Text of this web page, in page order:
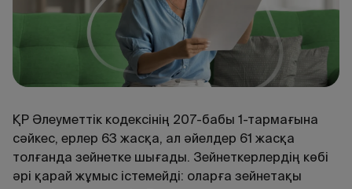
ҚР Әлеуметтік кодексінің 207-бабы 1-тармағына
сәйкес, ерлер 63 жасқа, ал әйелдер 61 жасқа
толғанда зейнетке шығады. Зейнеткерлердің көбі
әрі қарай жұмыс істемейді: оларға зейнетақы